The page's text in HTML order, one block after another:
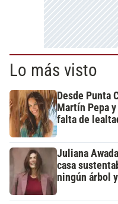
Lo más visto
Desde Punta
Martín Pepa
falta de
Juliana
casa
ningún árbol